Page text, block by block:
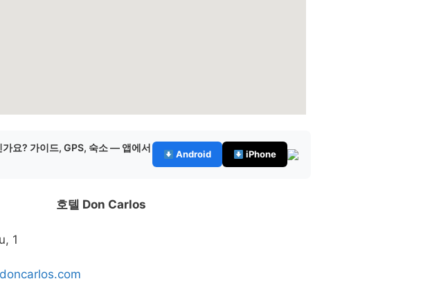
가요? 가이드, GPS, 숙소 — 앱에서
Android iPhone
호텔 Don Carlos
1